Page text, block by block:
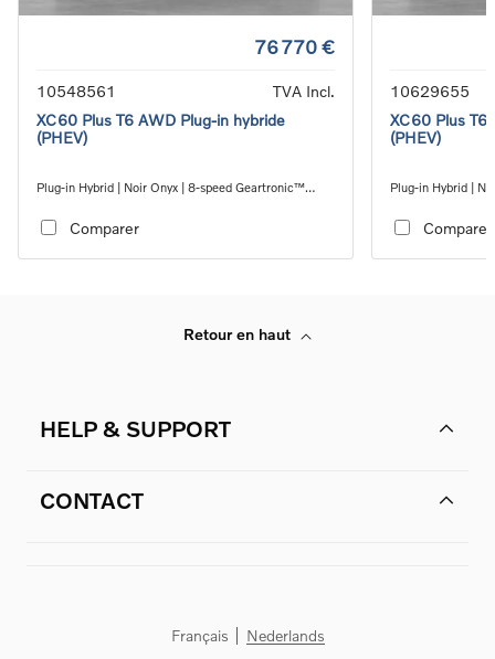
76 770 €
10548561
TVA Incl.
XC60 Plus T6 AWD Plug-in hybride
(PHEV)
Plug-in Hybrid | Noir Onyx | 8-speed Geartronic™
Comparer
10629655
XC60 Plus T6
(PHEV)
Plug-in Hybrid |
Comparer
Retour en haut
HELP & SUPPORT
CONTACT
Français Nederlands